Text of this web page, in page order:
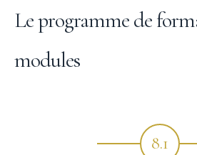
Le programme de
modules
8.1